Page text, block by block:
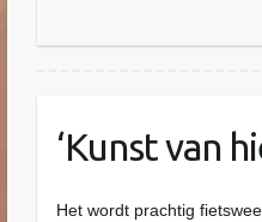
‘Kunst van
Het wordt prachtig